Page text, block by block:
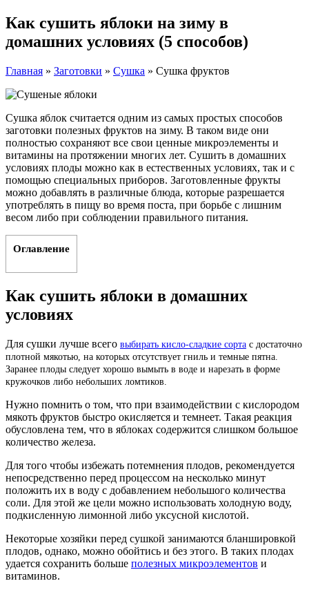
Как сушить яблоки на зиму в
домашних условиях (5 способов)
Главная » Заготовки » Сушка » Сушка фруктов
Сушка яблок считается одним из самых простых способов
заготовки полезных фруктов на зиму. В таком виде они
полностью сохраняют все свои ценные микроэлементы и
витамины на протяжении многих лет. Сушить в домашних
условиях плоды можно как в естественных условиях, так и с
помощью специальных приборов. Заготовленные фрукты
можно добавлять в различные блюда, которые разрешается
употреблять в пищу во время поста, при борьбе с лишним
весом либо при соблюдении правильного питания.
Оглавление
Как сушить яблоки в домашних
условиях
Для сушки лучше всего выбирать кисло-сладкие сорта с достаточно
плотной мякотью, на которых отсутствует гниль и темные пятна.
Заранее плоды следует хорошо вымыть в воде и нарезать в форме
кружочков либо небольших ломтиков.
Нужно помнить о том, что при взаимодействии с кислородом
мякоть фруктов быстро окисляется и темнеет. Такая реакция
обусловлена тем, что в яблоках содержится слишком большое
количество железа.
Для того чтобы избежать потемнения плодов, рекомендуется
непосредственно перед процессом на несколько минут
положить их в воду с добавлением небольшого количества
соли. Для этой же цели можно использовать холодную воду,
подкисленную лимонной либо уксусной кислотой.
Некоторые хозяйки перед сушкой занимаются бланшировкой
плодов, однако, можно обойтись и без этого. В таких плодах
удается сохранить больше полезных микроэлементов и
витаминов.